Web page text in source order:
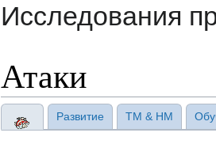
Исследования
Атаки
Развитие TM & HM